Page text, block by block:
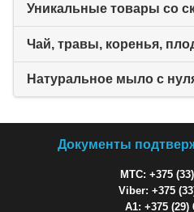
Уникальные товары со
Чай, травы, коренья,
Натуральное мыло с
Документы
МТС: +375
Viber: +375
A1: +375 (29)